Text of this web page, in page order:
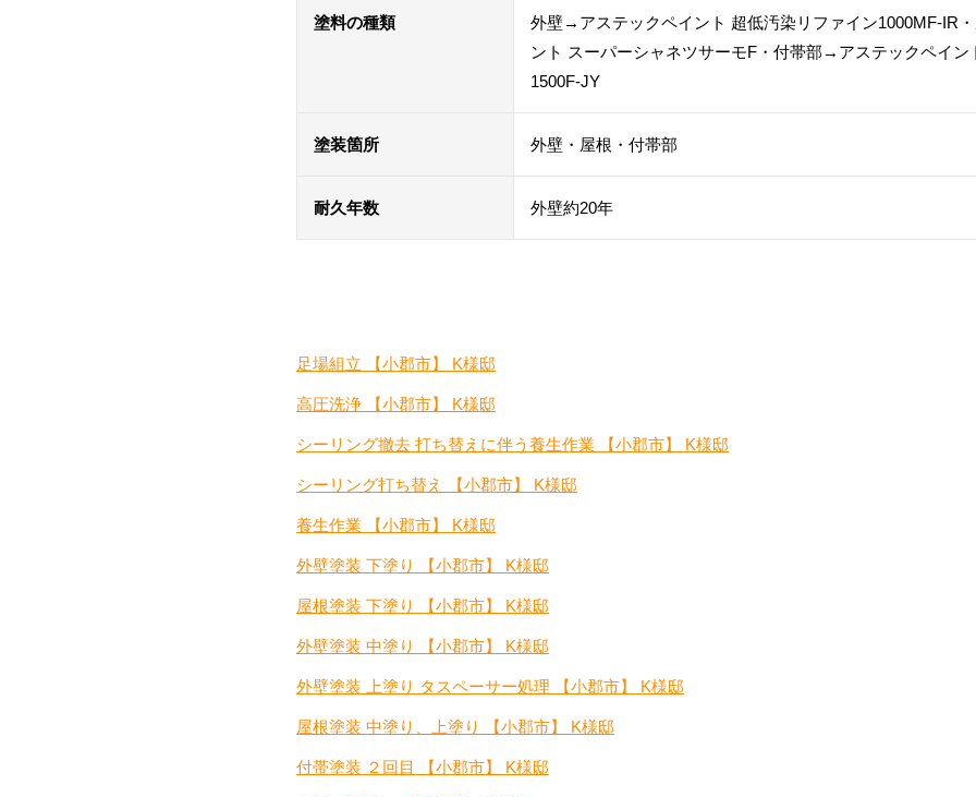
塗料の種類
外壁→アステックペイント 超低汚染リファイン1000MF-IR
ント スーパーシャネツサーモF・付帯部→アステックペイン
1500F-JY
塗装箇所 外壁・屋根・付帯部
耐久年数 外壁約20年
足場組立 【小郡市】 K様邸
高圧洗浄 【小郡市】 K様邸
シーリング撤去 打ち替えに伴う養生作業 【小郡市】 K様邸
シーリング打ち替え 【小郡市】 K様邸
養生作業 【小郡市】 K様邸
外壁塗装 下塗り 【小郡市】 K様邸
屋根塗装 下塗り 【小郡市】 K様邸
外壁塗装 中塗り 【小郡市】 K様邸
外壁塗装 上塗り タスペーサー処理 【小郡市】 K様邸
屋根塗装 中塗り、上塗り 【小郡市】 K様邸
付帯塗装 ２回目 【小郡市】 K様邸